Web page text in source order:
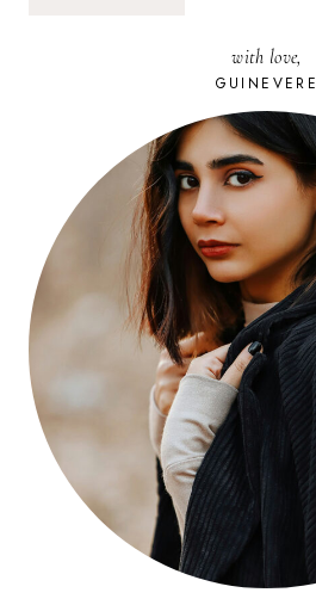
PROGRAMMATION
SAMEDI
with love,
GUINEVERE